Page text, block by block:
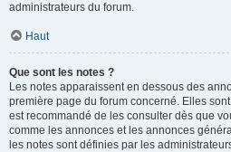
administrateurs du forum.
Haut
Que sont les notes ?
Les notes apparaissent en dessous des
première page du forum concerné. Elles
est recommandé de les consulter dès que
comme les annonces et les annonces
les notes sont définies par les